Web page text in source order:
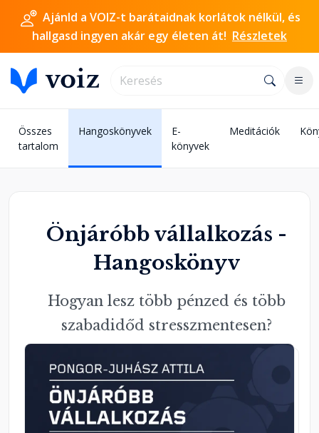
Ajánld a VOIZ-t barátaidnak korlátok nélkül, és
hallgasd ingyen akár egy életen át! Részletek
Összes
tartalom
Hangoskönyvek
E-
könyvek
Meditációk
Önjáróbb vállalkozás -
Hangoskönyv
Hogyan lesz több pénzed és több
szabadidőd stresszmentesen?